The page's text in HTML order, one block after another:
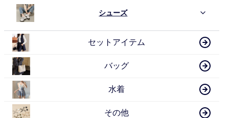
シューズ
セットアイテム
バッグ
水着
その他